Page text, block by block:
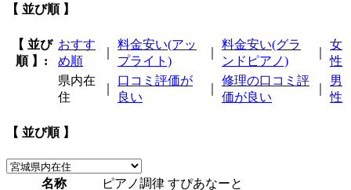
【 並び順 】
【 並び
順 】:
おすす
め順
料金安い(アッ
プライト)
料金安い(グラ
ンドピアノ)
女
性
県内在
住
口コミ評価が
良い
修理の口コミ評
価が良い
男
性
【 並び順 】
名称
ピアノ調律 すぴあなーと